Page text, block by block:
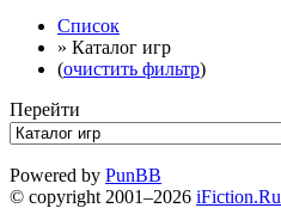
Список
» Каталог игр
(очистить фильтр)
Перейти
Powered by PunBB
© copyright 2001–2026 iFiction.Ru